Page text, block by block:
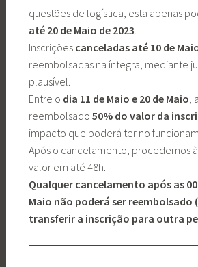
questões de logística, esta apenas
até 20 de Maio de 2023.
Inscrições canceladas até 10 de
reembolsadas na íntegra, mediante
plausível.
Entre o dia 11 de Maio e 20 de Maio,
reembolsado 50% do valor da
impacto que poderá ter no
Após o cancelamento, procedemos
valor em até 48h.
Qualquer cancelamento após as
Maio não poderá ser reembolsado
transferir a inscrição para outra